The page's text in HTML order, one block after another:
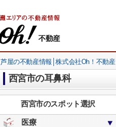
芦屋の不動産情報│株式会社Oh！不動産
西宮市の耳鼻科
西宮市のスポット選択
医療